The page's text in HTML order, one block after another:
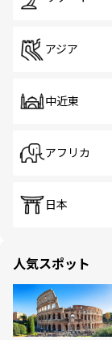
アジア
中近東
アフリカ
日本
人気スポット